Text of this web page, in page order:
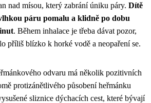
nad mísou, který zabrání úniku páry. Dítě
páru pomalu a klidně po dobu
. Během inhalace je třeba dávat pozor,
příliš blízko k horké vodě a neopaření se.
odvaru má několik pozitivních
protizánětlivého působení heřmánku
sliznice dýchacích cest, které bývají